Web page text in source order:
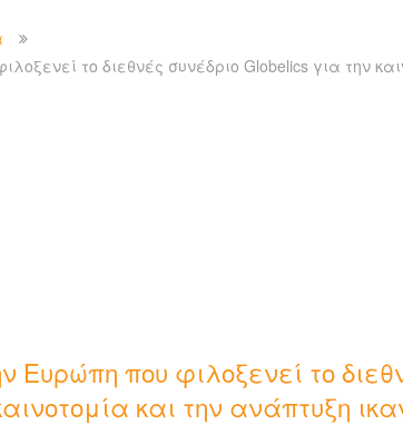
το διεθνές συνέδριο Globelics για την
που φιλοξενεί το
και την ανάπτυξη